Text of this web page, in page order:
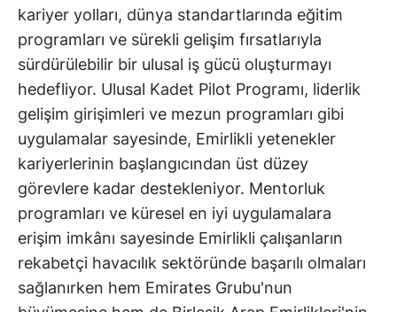
kariyer yolları, dünya standartlarında eğitim
programları ve sürekli gelişim fırsatlarıyla
sürdürülebilir bir ulusal iş gücü oluşturmayı
hedefliyor. Ulusal Kadet Pilot Programı, liderlik
gelişim girişimleri ve mezun programları gibi
uygulamalar sayesinde, Emirlikli yetenekler
kariyerlerinin başlangıcından üst düzey
görevlere kadar destekleniyor. Mentorluk
programları ve küresel en iyi uygulamalara
erişim imkânı sayesinde Emirlikli çalışanların
rekabetçi havacılık sektöründe başarılı olmaları
sağlanırken hem Emirates Grubu'nun